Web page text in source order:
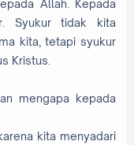
Allah. Kepada
Syukur tidak kita
kita, tetapi syukur
Kristus.
mengapa kepada
kita menyadari